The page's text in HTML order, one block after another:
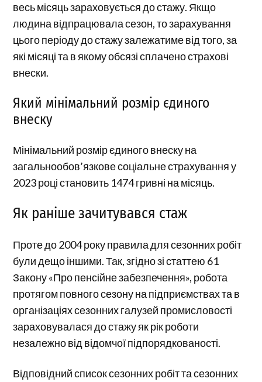
весь місяць зараховується до стажу. Якщо
людина відпрацювала сезон, то зарахування
цього періоду до стажу залежатиме від того, за
які місяці та в якому обсязі сплачено страхові
внески.
Який мінімальний розмір єдиного
внеску
Мінімальний розмір єдиного внеску на
загальнообов’язкове соціальне страхування у
2023 році становить 1474 гривні на місяць.
Як раніше зачитувався стаж
Проте до 2004 року правила для сезонних робіт
були дещо іншими. Так, згідно зі статтею 61
Закону «Про пенсійне забезпечення», робота
протягом повного сезону на підприємствах та в
організаціях сезонних галузей промисловості
зараховувалася до стажу як рік роботи
незалежно від відомчої підпорядкованості.
Відповідний список сезонних робіт та сезонних